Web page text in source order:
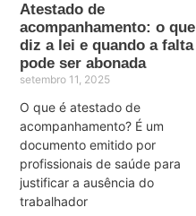
Atestado de
acompanhamento: o que
diz a lei e quando a falta
pode ser abonada
setembro 11, 2025
O que é atestado de
acompanhamento? É um
documento emitido por
profissionais de saúde para
justificar a ausência do
trabalhador